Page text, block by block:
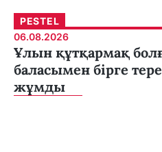
PESTEL
06.08.2026
Ұлын құтқармақ
баласымен бірге
жұмды